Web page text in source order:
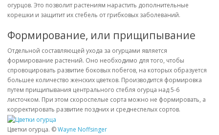
огурцов. Это позволит растениям нарастить дополнительные
корешки и защитит их стебель от грибковых заболеваний.
Формирование, или прищипывание
Отдельной составляющей ухода за огурцами является
формирование растений. Оно необходимо для того, чтобы
спровоцировать развитие боковых побегов, на которых образуется
большее количество женских цветков. Производится формировка
путем прищипывания центрального стебля огурца над 5-6
листочком. При этом скороспелые сорта можно не формировать, а
корректировать развитие поздних и среднеспелых сортов.
Цветки огурца. ©Wayne Noffsinger